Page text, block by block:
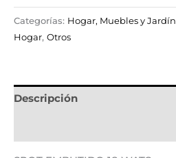
Categorías: Hogar, Muebles y Jardín
Hogar, Otros
Descripción